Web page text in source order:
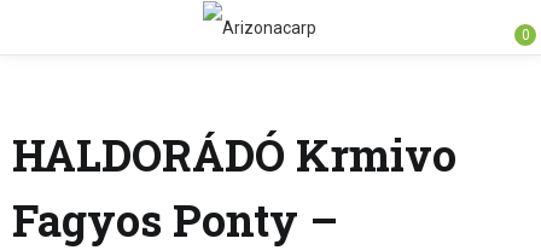
0
HALDORÁDÓ Krmivo
Fagyos Ponty –